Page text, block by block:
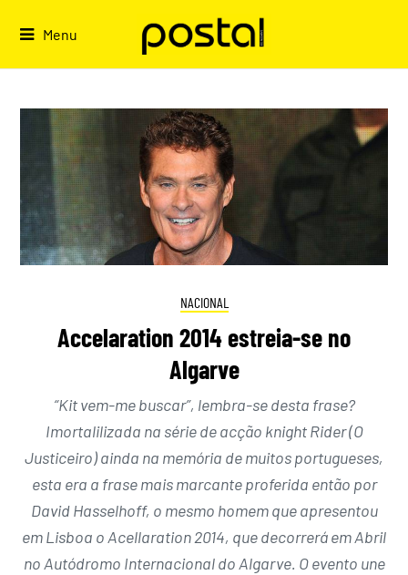
Menu
NACIONAL
Accelaration 2014 estreia-se no
Algarve
“Kit vem-me buscar”, lembra-se desta frase?
Imortalilizada na série de acção knight Rider (O
Justiceiro) ainda na memória de muitos portugueses,
esta era a frase mais marcante proferida então por
David Hasselhoff, o mesmo homem que apresentou
em Lisboa o Acellaration 2014, que decorrerá em Abril
no Autódromo Internacional do Algarve. O evento une